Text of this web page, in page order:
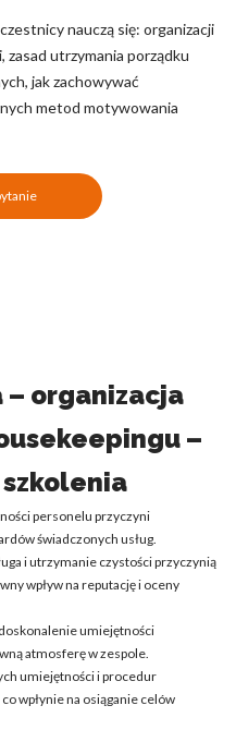
nauczą się: organizacji
utrzymania porządku
jak zachowywać
metod motywowania
– organizacja
–
personelu przyczyni
świadczonych usług.
i utrzymanie czystości przyczynią
wpływ na reputację i oceny
umiejętności
atmosferę w zespole.
umiejętności i procedur
wpłynie na osiąganie celów